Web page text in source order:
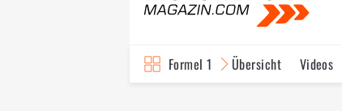
Formel 1 Übersicht Videos